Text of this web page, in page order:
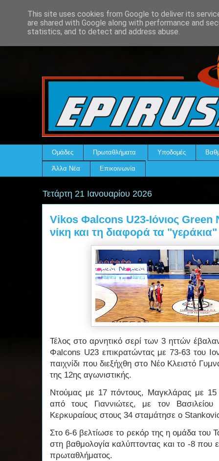
Ομάδες Πρωταθλήματα Υποδομές
Άλλα Νέα Επικοινωνία
Τετάρτη 21 Ιανουαρίου 2026
Vikos Φalcons U23-Ιόνιος Green
νίκη και τη διαφορά τα "γεράκια"
Τέλος στο αρνητικό σερί των 3 ηττών
Φalcons U23 επικρατώντας με 73-63 του
παιχνίδι που διεξήχθη στο Νέο Κλειστό
της 12ης αγωνιστικής.
Ντούμας με 17 πόντους, Μαγκλάρας με
από τους Γιαννιώτες, με τον
Κερκυραίους στους 34 σταμάτησε ο
Στο 6-6 βελτίωσε το ρεκόρ της η ομάδα του
στη βαθμολογία καλύπτοντας και το -8 που
πρωταθλήματος.
This site uses cookies from Google to deliver its
are shared with Google along with performance and
statistics, and to detect and address abuse.